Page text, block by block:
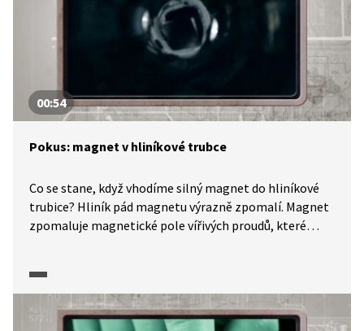
00:54
Pokus: magnet v hliníkové trubce
Co se stane, když vhodíme silný magnet do hliníkové
trubice? Hliník pád magnetu výrazně zpomalí. Magnet
zpomaluje magnetické pole vířivých proudů, které